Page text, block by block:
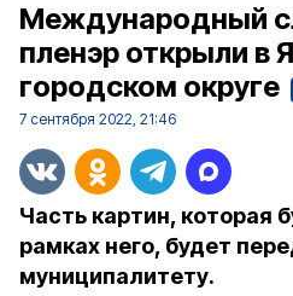
Международный
пленэр открыли в
городском округе
7 сентября 2022, 21:46
Часть картин, которая
рамках него, будет
муниципалитету.